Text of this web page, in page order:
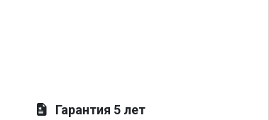
Гарантия 5 лет